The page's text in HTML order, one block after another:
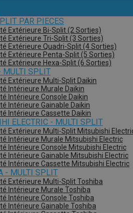
PAR PIECES
Extérieure Bi-Split (2 Sorties)
Extérieure Tri-Split (3 Sorties)
Extérieure Quadri-Split (4 Sorties)
Extérieure Penta-Split (5 Sorties)
Extérieure Hexa-Split (6 Sorties)
MULTI SPLIT
Extérieure Multi-Split Daikin
Intérieure Murale Daikin
Intérieure Console Daikin
Intérieure Gainable Daikin
Intérieure Cassette Daikin
ELECTRIC - MULTI SPLIT
Extérieure Multi-Split Mitsubishi
Intérieure Murale Mitsubishi Electric
Intérieure Console Mitsubishi Electric
Intérieure Gainable Mitsubishi Electric
Intérieure Cassette Mitsubishi Electric
- MULTI SPLIT
Extérieure Multi-Split Toshiba
Intérieure Murale Toshiba
Intérieure Console Toshiba
Intérieure Gainable Toshiba